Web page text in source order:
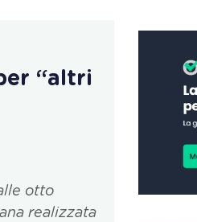
“altri
otto
realizzata